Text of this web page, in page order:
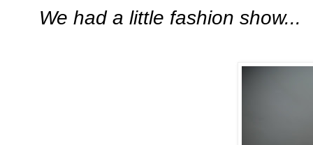
We had a little fashion show...